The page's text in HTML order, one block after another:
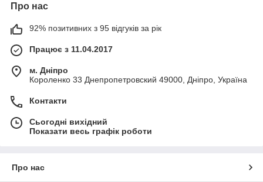
Про нас
92% позитивних з 95 відгуків за рік
Працює з 11.04.2017
м. Дніпро
Короленко 33 Днепропетровский 49000, Дніпро, Україна
Контакти
Сьогодні вихідний
Показати весь графік роботи
Про нас